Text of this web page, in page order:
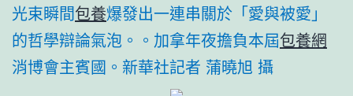
光束瞬間包養爆發出一連串關於「愛與被愛」
的哲學辯論氣泡。。加拿年夜擔負本屆包養網
消博會主賓國。新華社記者 蒲曉旭 攝